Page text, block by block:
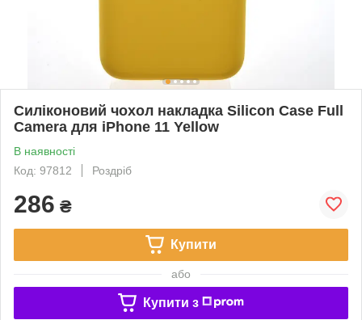
Силіконовий чохол накладка Silicon Case Full
Camera для iPhone 11 Yellow
В наявності
Код: 97812
Роздріб
286 ₴
Купити
або
Купити з